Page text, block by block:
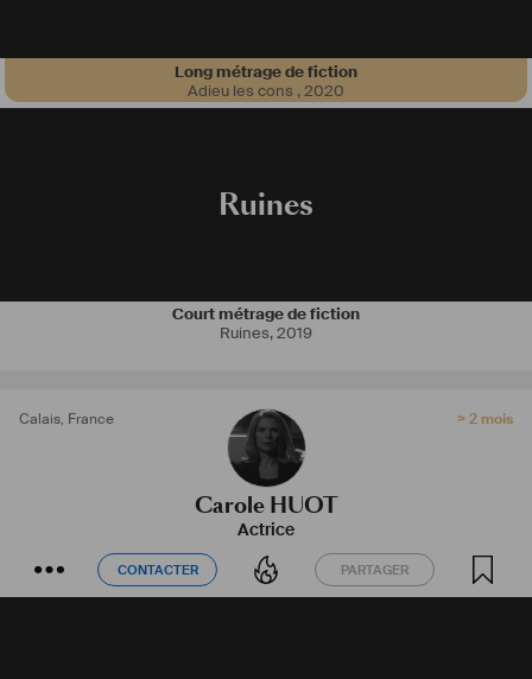
Long métrage de fiction
Adieu les cons ,2020
Ruines
Court métrage de fiction
Ruines,2019
Calais, France > 2 mois
Carole HUOT
Actrice
CONTACTER PARTAGER
CONTACTER PARTAGER